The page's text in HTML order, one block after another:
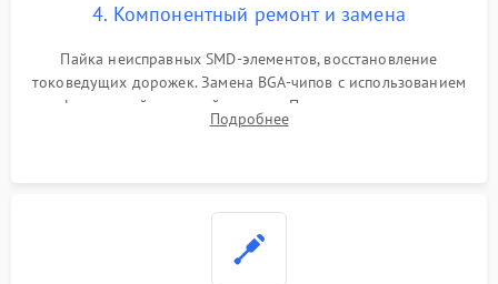
4. Компонентный ремонт и замена
Пайка неисправных SMD-элементов, восстановление
токоведущих дорожек. Замена BGA-чипов с использованием
инфракрасной паяльной станции. Прошивка микросхемы
BIOS или замена поврежденных портов USB
Подробнее